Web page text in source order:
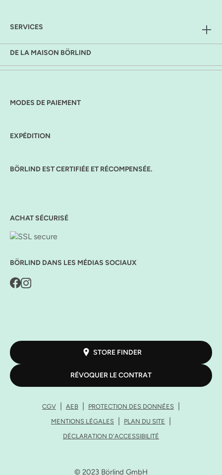
SERVICES
DE LA MAISON BÖRLIND
MODES DE PAIEMENT
EXPÉDITION
BÖRLIND EST CERTIFIÉE ET RÉCOMPENSÉE.
ACHAT SÉCURISÉ
BÖRLIND DANS LES MÉDIAS SOCIAUX
STORE FINDER
RÉVOQUER LE CONTRAT
CGV AEB
PROTECTION DES DONNÉES
MENTIONS LÉGALES
PLAN DU SITE
DÉCLARATION D'ACCESSIBILITÉ
© 2023 Börlind GmbH